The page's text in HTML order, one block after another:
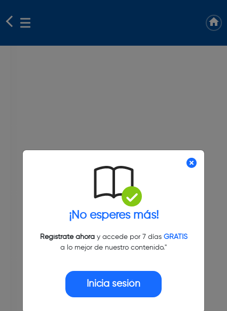
¡No esperes más!
Regístrate ahoray accede por 7 días GRATIS
a lo mejor de nuestro contenido."
Inicia sesión